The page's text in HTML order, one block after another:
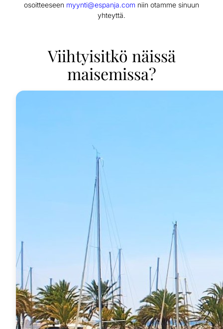
osoitteeseen myynti@espanja.com niin otamme sinuun
yhteyttä.
Viihtyisitkö näissä
maisemissa?